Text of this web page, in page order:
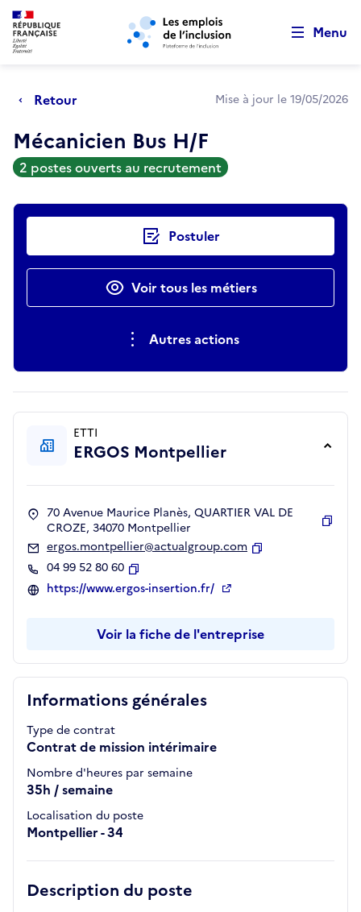
Aller au menu principal Aller au contenu principal
Menu
Retour Mise à jour le 19/05/2026
Mécanicien Bus H/F
2 postes ouverts au recrutement
Actions rapides Postuler
Voir tous les métiers
Autres actions
Informations générales
Type de contrat
Contrat de mission intérimaire
Nombre d'heures par semaine
35h / semaine
Localisation du poste
Montpellier - 34
Description du poste
ETTI
ERGOS Montpellier
70 Avenue Maurice Planès, QUARTIER VAL DE
CROZE, 34070 Montpellier
ergos.montpellier@actualgroup.com
04 99 52 80 60
Copier
https://www.ergos-insertion.fr/
Voir la fiche de l'entreprise
Retour au début de la page
Panneau de gestion des cookies